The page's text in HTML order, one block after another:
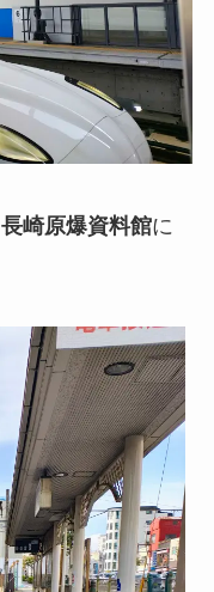
長崎原爆資料館に